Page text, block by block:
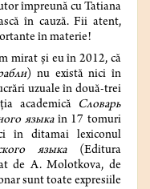
împreună cu Tatiana
în cauză. Fii atent,
în materie!
mirat și eu în 2012, că
) nu există nici în
uzuale în două-trei
academică
Словарь
языка în 17 tomuri
în ditamai lexiconul
языка (Editura
de A. Molotkova, de
sunt toate expresiile